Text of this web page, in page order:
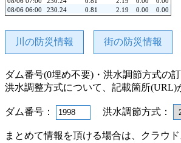
08/06 06:00
230.24 0.81 2.19 0.00
0.00
08/06 03:00
230.25 2.19 0.00
0.00
08/06 02:00
230.25 2.15 0.00
0.00
08/06 01:00
230.26 0.90 2.20 0.00
0.00
08/05 23:00
230.26 0.76 2.20 0.00
0.00
08/05 22:00
230.26 0.76 2.15 0.00
0.00
08/05 21:00
230.27 0.72 2.20 0.00
0.00
08/05 19:00
230.27 2.18 0.00
0.00
230.28 2.16
08/05 16:00
230.28 2.16 2.15 0.00
0.00
川の防災情報 街の防災情報
ダム番号(0埋め不要)・洪水調節方式の
洪水調整方式について、記載箇所
ダム番号： 洪水調節方式：
まとめて情報を頂ける場合は、クラウ